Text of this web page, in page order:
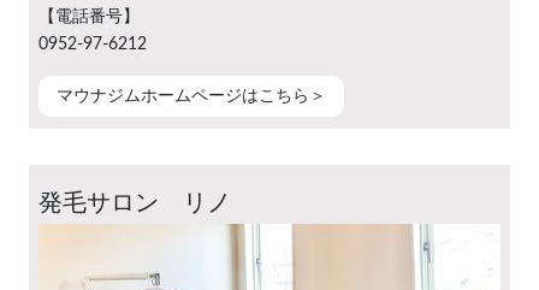
【電話番号】
0952-97-6212
マウナジムホームページはこちら＞
発毛サロン リノ